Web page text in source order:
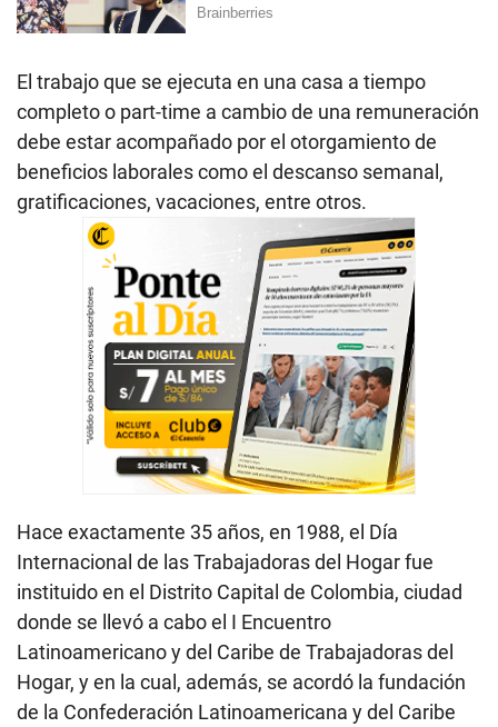
El trabajo que se ejecuta en una casa a tiempo
completo o part-time a cambio de una remuneración
debe estar acompañado por el otorgamiento de
beneficios laborales como el descanso semanal,
gratificaciones, vacaciones, entre otros.
Hace exactamente 35 años, en 1988, el Día
Internacional de las Trabajadoras del Hogar fue
instituido en el Distrito Capital de Colombia, ciudad
donde se llevó a cabo el I Encuentro
Latinoamericano y del Caribe de Trabajadoras del
Hogar, y en la cual, además, se acordó la fundación
de la Confederación Latinoamericana y del Caribe